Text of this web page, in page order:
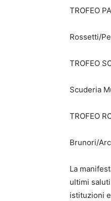
TROFEO
Rossetti/
TROFEO
Scuderia
TROFEO
Brunori/
La
ultimi
istituzioni